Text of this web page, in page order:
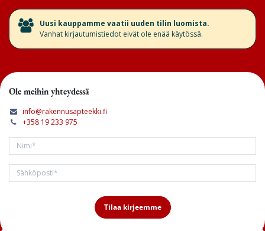
​Uusi kauppamme vaatii uuden tilin luomista.
Vanhat kirjautumistiedot eivät ole enää käytössä.
Ole meihin yhteydessä
info@rakennusapteekki.fi
+358 19 233 975
Tilaa kirjeemme